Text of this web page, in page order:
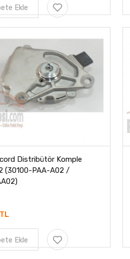
Ekle
Distribütör Komple
(30100-PAA-A02 /
Ekle